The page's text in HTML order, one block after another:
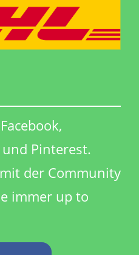
Pinterest.
der Community
immer up to